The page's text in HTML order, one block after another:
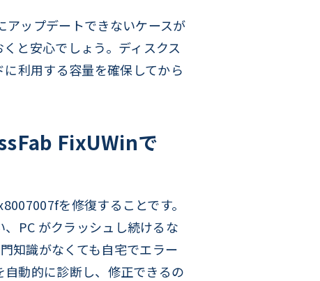
ップデートできないケースが
と安心でしょう。ディスクス
利用する容量を確保してから
FixUWinで
を修復することです。
PC がクラッシュし続けるな
知識がなくても自宅でエラー
動的に診断し、修正できるの